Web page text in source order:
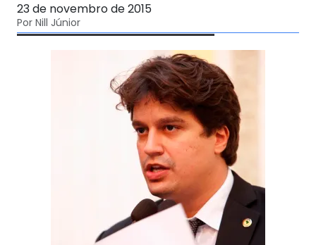
23 de novembro de 2015
Por Nill Júnior